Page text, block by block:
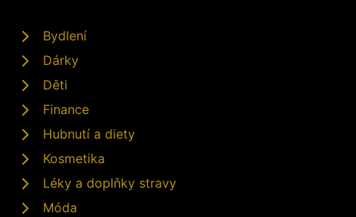
Bydlení
Dárky
Děti
Finance
Hubnutí a diety
Kosmetika
Léky a doplňky stravy
Móda